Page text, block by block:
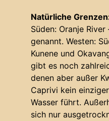
Natürliche
Süden: Oranje
genannt. Westen:
Kunene und
gibt es noch
denen aber außer
Caprivi kein
Wasser führt.
sich nur